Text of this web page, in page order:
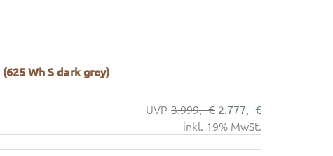
Wh S dark grey)
3.999,- € 2.777,- €
inkl. 19% MwSt.